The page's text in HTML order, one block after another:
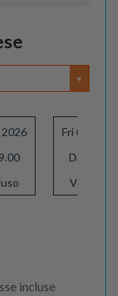
2026
Fri 04 Sep
Da
Volo
incluse